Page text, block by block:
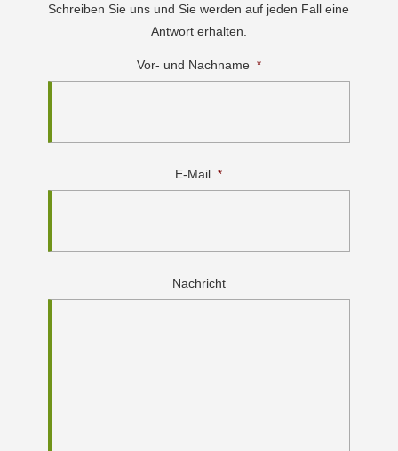
Schreiben Sie uns und Sie werden auf jeden Fall eine
Antwort erhalten.
Vor- und Nachname *
E-Mail *
Nachricht